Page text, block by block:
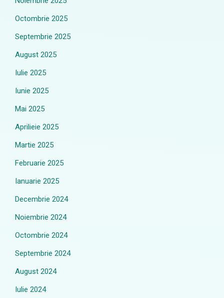
Octombrie 2025
Septembrie 2025
August 2025
Iulie 2025
Iunie 2025
Mai 2025
Aprilieie 2025
Martie 2025
Februarie 2025
Ianuarie 2025
Decembrie 2024
Noiembrie 2024
Octombrie 2024
Septembrie 2024
August 2024
Iulie 2024